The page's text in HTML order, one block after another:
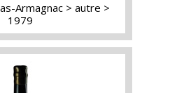
Armagnac
autre
1979